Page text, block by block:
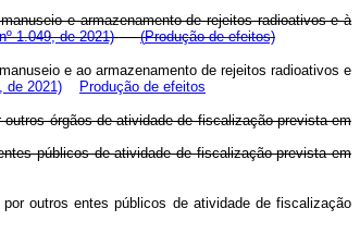
e armazenamento de rejeitos radioativos e à
1.049, de 2021) (Produção de efeitos)
e ao armazenamento de rejeitos radioativos e
de 2021) Produção de efeitos
órgãos de atividade de fiscalização prevista em
públicos de atividade de fiscalização prevista em
outros entes públicos de atividade de fiscalização